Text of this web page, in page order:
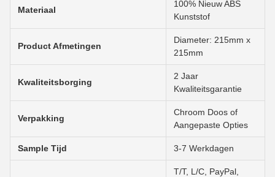
Materiaal
100% Nieuw ABS
Kunststof
Product Afmetingen
Diameter: 215mm x
215mm
Kwaliteitsborging
2 Jaar
Kwaliteitsgarantie
Verpakking
Chroom Doos of
Aangepaste Opties
Sample Tijd 3-7 Werkdagen
T/T, L/C, PayPal,